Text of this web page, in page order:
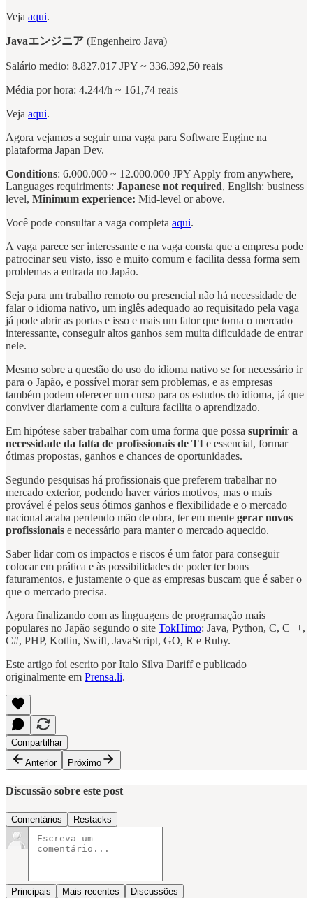
Veja aqui.
Javaエンジニア (Engenheiro Java)
Salário medio: 8.827.017 JPY ~ 336.392,50 reais
Média por hora: 4.244/h ~ 161,74 reais
Veja aqui.
Agora vejamos a seguir uma vaga para Software Engine na
plataforma Japan Dev.
Conditions: 6.000.000 ~ 12.000.000 JPY Apply from anywhere,
Languages requiriments: Japanese not required, English: business
level, Minimum experience: Mid-level or above.
Você pode consultar a vaga completa aqui.
A vaga parece ser interessante e na vaga consta que a empresa pode
patrocinar seu visto, isso e muito comum e facilita dessa forma sem
problemas a entrada no Japão.
Seja para um trabalho remoto ou presencial não há necessidade de
falar o idioma nativo, um inglês adequado ao requisitado pela vaga
já pode abrir as portas e isso e mais um fator que torna o mercado
interessante, conseguir altos ganhos sem muita dificuldade de entrar
nele.
Mesmo sobre a questão do uso do idioma nativo se for necessário ir
para o Japão, e possível morar sem problemas, e as empresas
também podem oferecer um curso para os estudos do idioma, já que
conviver diariamente com a cultura facilita o aprendizado.
Em hipótese saber trabalhar com uma forma que possa suprimir a
necessidade da falta de profissionais de TI e essencial, formar
ótimas propostas, ganhos e chances de oportunidades.
Segundo pesquisas há profissionais que preferem trabalhar no
mercado exterior, podendo haver vários motivos, mas o mais
provável é pelos seus ótimos ganhos e flexibilidade e o mercado
nacional acaba perdendo mão de obra, ter em mente gerar novos
profissionais e necessário para manter o mercado aquecido.
Saber lidar com os impactos e riscos é um fator para conseguir
colocar em prática e às possibilidades de poder ter bons
faturamentos, e justamente o que as empresas buscam que é saber o
que o mercado precisa.
Agora finalizando com as linguagens de programação mais
populares no Japão segundo o site TokHimo: Java, Python, C, C++,
C#, PHP, Kotlin, Swift, JavaScript, GO, R e Ruby.
Este artigo foi escrito por Italo Silva Dariff e publicado
originalmente em Prensa.li.
Compartilhar
Anterior
Próximo
Discussão sobre este post
Comentários Restacks
Principais Mais recentes Discussões